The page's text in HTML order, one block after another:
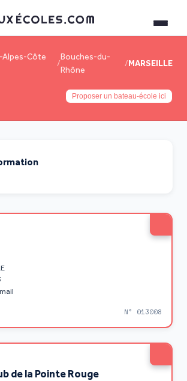
Alpes-Côte
/
Bouches-du-
Rhône
/MARSEILLE
Proposer un bateau-école ici
N° 013008
de la Pointe Rouge